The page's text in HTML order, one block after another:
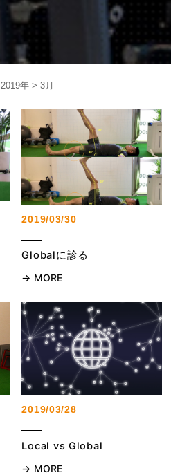
2019年> 3月
2019/03/30
Globalに診る
MORE
2019/03/28
Local vs Global
MORE